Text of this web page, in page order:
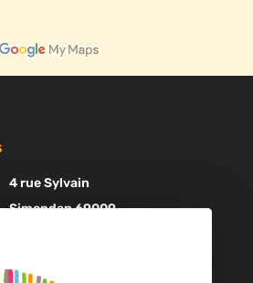
4 rue Sylvain
Simondan 69009
04 78 83 29 68